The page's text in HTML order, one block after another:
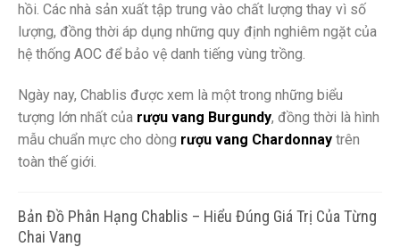
hồi. Các nhà sản xuất tập trung vào chất lượng thay vì số
lượng, đồng thời áp dụng những quy định nghiêm ngặt của
hệ thống AOC để bảo vệ danh tiếng vùng trồng.
Ngày nay, Chablis được xem là một trong những biểu
tượng lớn nhất của rượu vang Burgundy, đồng thời là hình
mẫu chuẩn mực cho dòng rượu vang Chardonnay trên
toàn thế giới.
Bản Đồ Phân Hạng Chablis – Hiểu Đúng Giá Trị Của Từng
Chai Vang